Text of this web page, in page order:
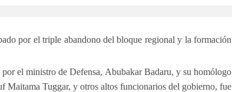
por el triple abandono del bloque regional y la formación
el ministro de Defensa, Abubakar Badaru, y su homólogo
Maitama Tuggar, y otros altos funcionarios del gobierno, fue